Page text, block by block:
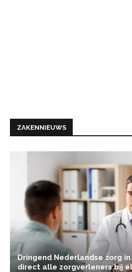
ZAKENNIEUWS
Dringend Nederlandse zorg
direct alle zorgverleners bij